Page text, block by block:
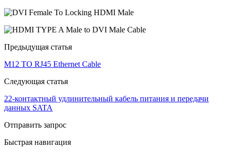
Предыдущая статья
M12 TO RJ45 Ethernet Cable
Следующая статья
22-контактный удлинительный кабель питания и передачи
данных SATA
Отправить запрос
Быстрая навигация